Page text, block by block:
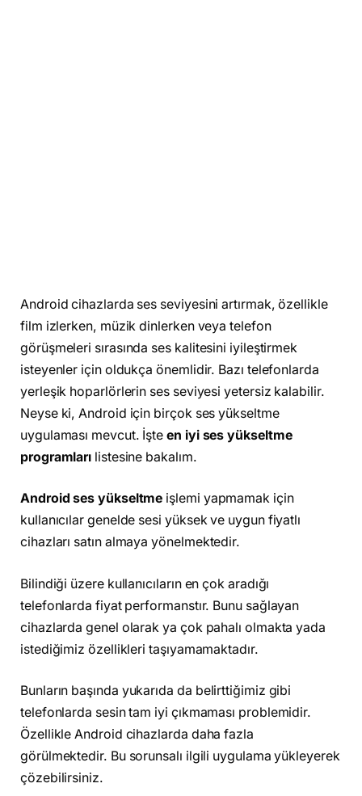
Android cihazlarda ses seviyesini artırmak, özellikle
film izlerken, müzik dinlerken veya telefon
görüşmeleri sırasında ses kalitesini iyileştirmek
isteyenler için oldukça önemlidir. Bazı telefonlarda
yerleşik hoparlörlerin ses seviyesi yetersiz kalabilir.
Neyse ki, Android için birçok ses yükseltme
uygulaması mevcut. İşteen iyi ses yükseltme
programları listesine bakalım.
Android ses yükseltme işlemi yapmamak için
kullanıcılar genelde sesi yüksek ve uygun fiyatlı
cihazları satın almaya yönelmektedir.
Bilindiği üzere kullanıcıların en çok aradığı
telefonlarda fiyat performanstır. Bunu sağlayan
cihazlarda genel olarak ya çok pahalı olmakta yada
istediğimiz özellikleri taşıyamamaktadır.
Bunların başında yukarıda da belirttiğimiz gibi
telefonlarda sesin tam iyi çıkmaması problemidir.
Özellikle Android cihazlarda daha fazla
görülmektedir. Bu sorunsalı ilgili uygulama yükleyerek
çözebilirsiniz.